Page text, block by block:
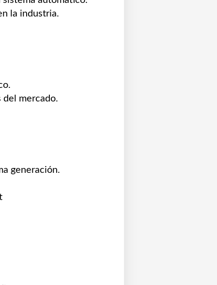
la industria.
del mercado.
generación.